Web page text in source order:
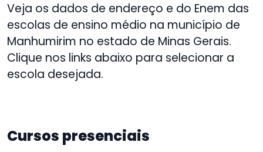
Veja os dados de endereço e do Enem das
escolas de ensino médio na município de
Manhumirim no estado de Minas Gerais.
Clique nos links abaixo para selecionar a
escola desejada.
Cursos presenciais